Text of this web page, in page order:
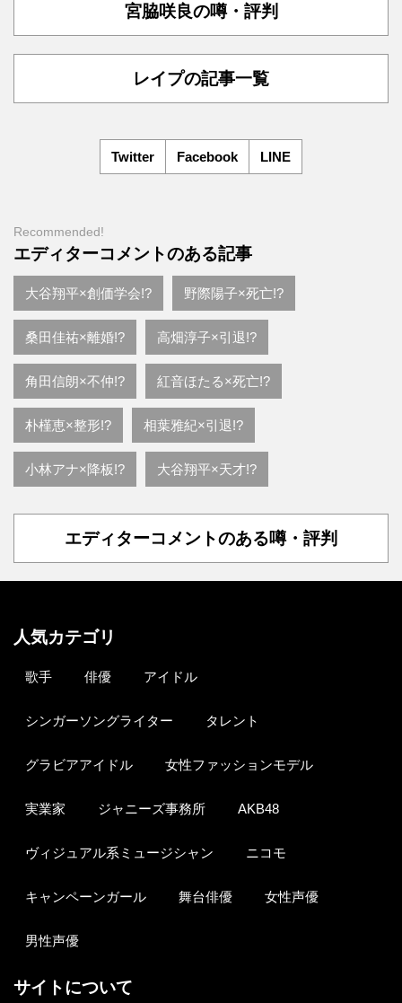
宮脇咲良の噂・評判
レイプの記事一覧
Twitter Facebook LINE
Recommended!
エディターコメントのある記事
大谷翔平×創価学会!? 野際陽子×死亡!?
桑田佳祐×離婚!? 高畑淳子×引退!?
角田信朗×不仲!? 紅音ほたる×死亡!?
朴槿恵×整形!? 相葉雅紀×引退!?
小林アナ×降板!? 大谷翔平×天才!?
エディターコメントのある噂・評判
人気カテゴリ
歌手 俳優 アイドル
シンガーソングライター タレント
グラビアアイドル 女性ファッションモデル
実業家 ジャニーズ事務所 AKB48
ヴィジュアル系ミュージシャン ニコモ
キャンペーンガール 舞台俳優 女性声優
男性声優
サイトについて